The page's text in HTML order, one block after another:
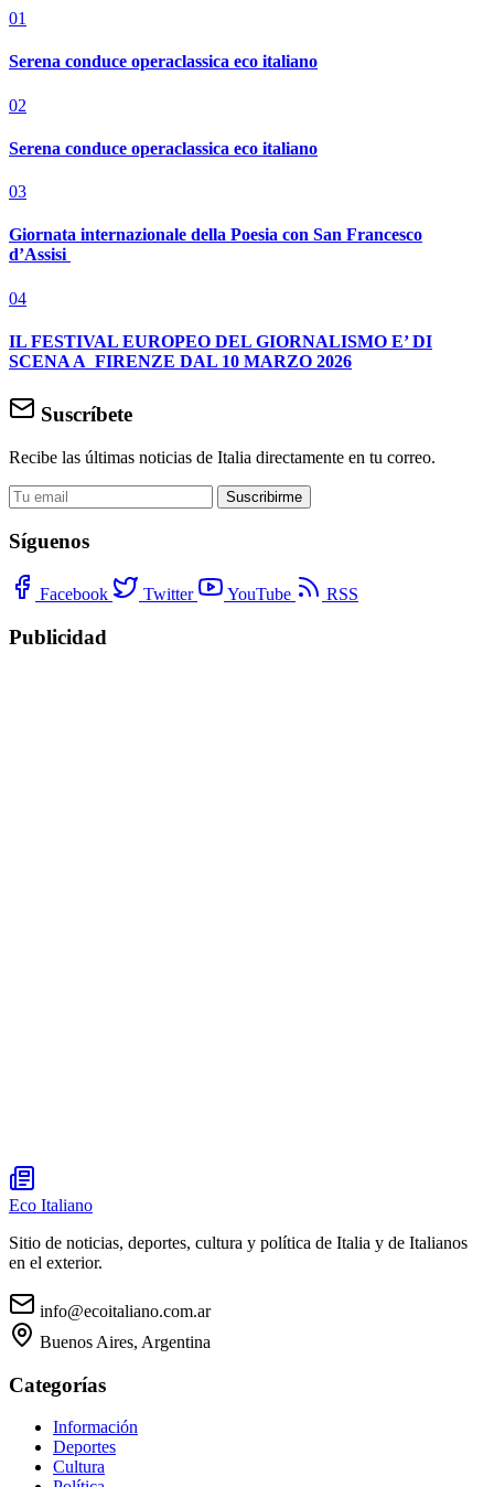
01
Serena conduce operaclassica eco italiano
02
Serena conduce operaclassica eco italiano
03
Giornata internazionale della Poesia con San Francesco
d’Assisi
04
IL FESTIVAL EUROPEO DEL GIORNALISMO E’ DI
SCENA A FIRENZE DAL 10 MARZO 2026
Suscríbete
Recibe las últimas noticias de Italia directamente en tu correo.
Suscribirme
Síguenos
Facebook Twitter YouTube RSS
Publicidad
Eco Italiano
Sitio de noticias, deportes, cultura y política de Italia y de Italianos
en el exterior.
info@ecoitaliano.com.ar
Buenos Aires, Argentina
Categorías
Información
Deportes
Cultura